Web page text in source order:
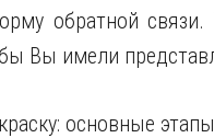
обратной
Вы имели
основные